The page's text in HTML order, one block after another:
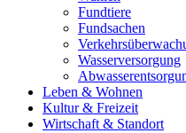
Fundtiere
Fundsachen
Wasserversorgung
Leben & Wohnen
Kultur & Freizeit
Wirtschaft & Standort